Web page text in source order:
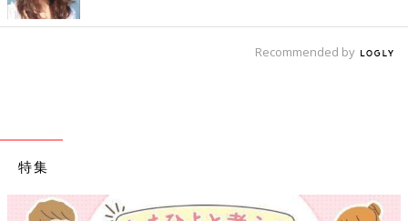
Recommended by
特集
【ワクチン接種できるものも】妊婦の感